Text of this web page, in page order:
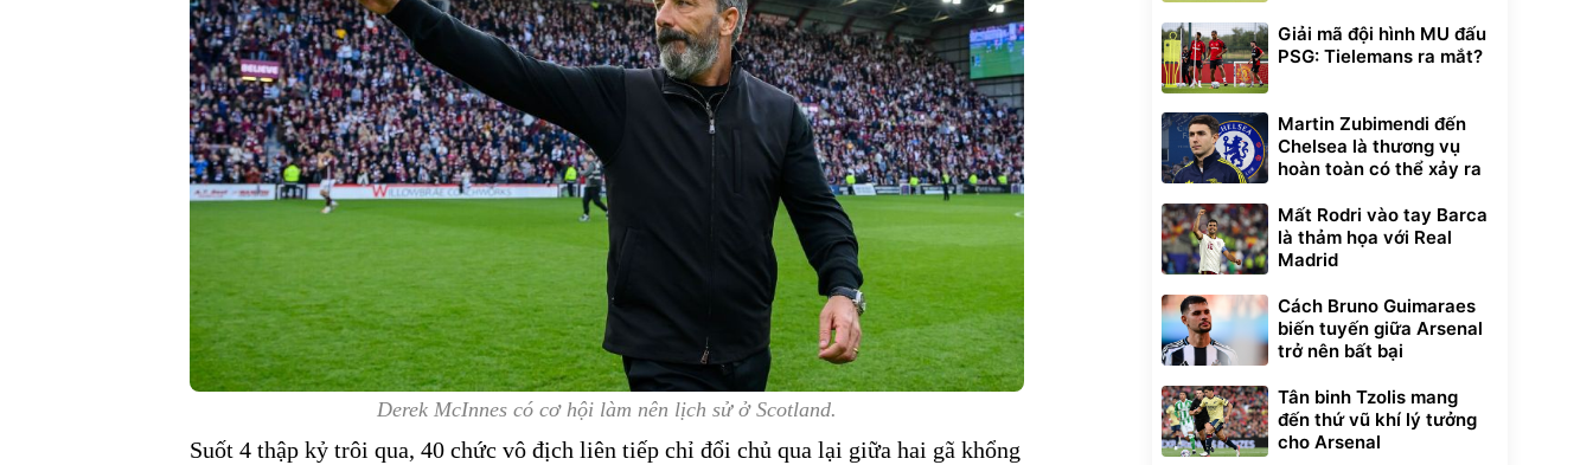
Derek McInnes có cơ hội làm nên lịch sử ở Scotland.
Suốt 4 thập kỷ trôi qua, 40 chức vô địch liên tiếp chỉ đổi chủ qua lại giữa hai gã khổng
Giải mã đội hình MU đấu
PSG: Tielemans ra mắt?
Martin Zubimendi đến
Chelsea là thương vụ
hoàn toàn có thể xảy ra
Mất Rodri vào tay Barca
là thảm họa với Real
Madrid
Cách Bruno Guimaraes
biến tuyến giữa Arsenal
trở nên bất bại
Tân binh Tzolis mang
đến thứ vũ khí lý tưởng
cho Arsenal